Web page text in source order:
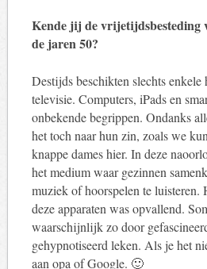
Kende jij de vrijetijdsbesteding
de jaren 50?
Destijds beschikten slechts enkele
televisie. Computers, iPads en
onbekende begrippen. Ondanks
het toch naar hun zin, zoals we
knappe dames hier. In deze
het medium waar gezinnen
muziek of hoorspelen te luisteren.
deze apparaten was opvallend.
waarschijnlijk zo door
gehypnotiseerd leken. Als je het
aan opa of Google. 🙂